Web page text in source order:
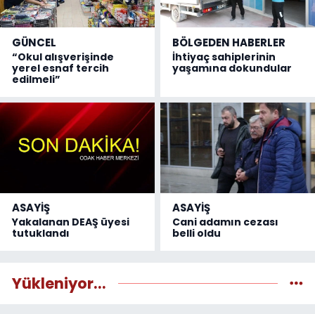
GÜNCEL
“Okul alışverişinde
yerel esnaf tercih
edilmeli”
BÖLGEDEN HABERLER
İhtiyaç sahiplerinin
yaşamına dokundular
ASAYİŞ
Yakalanan DEAŞ üyesi
tutuklandı
ASAYİŞ
Cani adamın cezası
belli oldu
Yükleniyor...